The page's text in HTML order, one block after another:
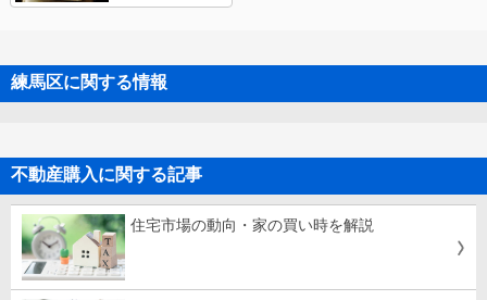
練馬区に関する情報
不動産購入に関する記事
住宅市場の動向・家の買い時を解説